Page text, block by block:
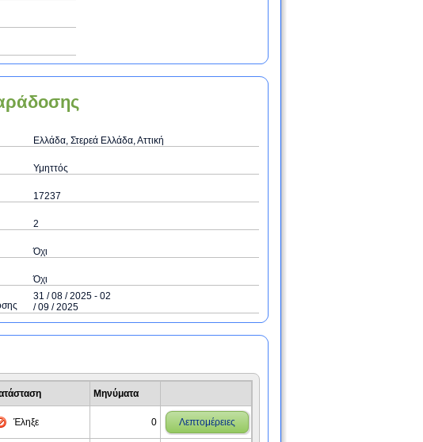
Ελλάδα, Στερεά Ελλάδα, Αττική
Υμηττός
17237
2
Όχι
Όχι
31 / 08 / 2025 - 02
/ 09 / 2025
Μηνύματα
Έληξε 0 Λεπτομέρειες